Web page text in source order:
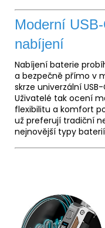
Moderní
nabíjení
Nabíjení baterie
a bezpečně přímo v
skrze univerzální
Uživatelé tak ocení
flexibilitu a komfort
už preferují tradiční
nejnovější typy